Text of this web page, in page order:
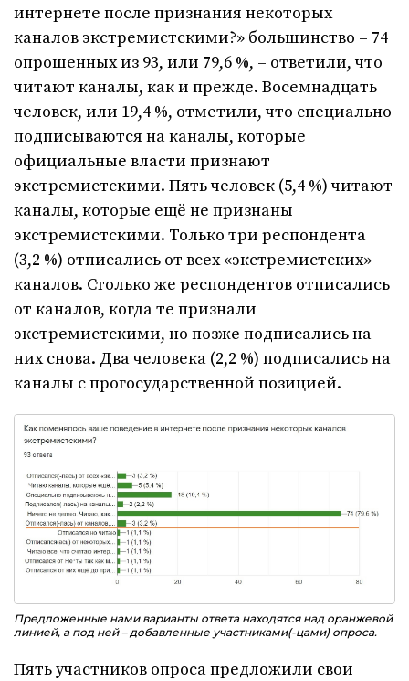
интернете после признания некоторых
каналов экстремистскими?» большинство – 74
опрошенных из 93, или 79,6 %, – ответили, что
читают каналы, как и прежде. Восемнадцать
человек, или 19,4 %, отметили, что специально
подписываются на каналы, которые
официальные власти признают
экстремистскими. Пять человек (5,4 %) читают
каналы, которые ещё не признаны
экстремистскими. Только три респондента
(3,2 %) отписались от всех «экстремистских»
каналов. Столько же респондентов отписались
от каналов, когда те признали
экстремистскими, но позже подписались на
них снова. Два человека (2,2 %) подписались на
каналы с прогосударственной позицией.
Предложенные нами варианты ответа находятся над оранжевой
линией, а под ней – добавленные участниками(-цами) опроса.
Пять участников опроса предложили свои